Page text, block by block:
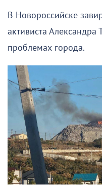
В Новороссийске
активиста Александра
проблемах города.